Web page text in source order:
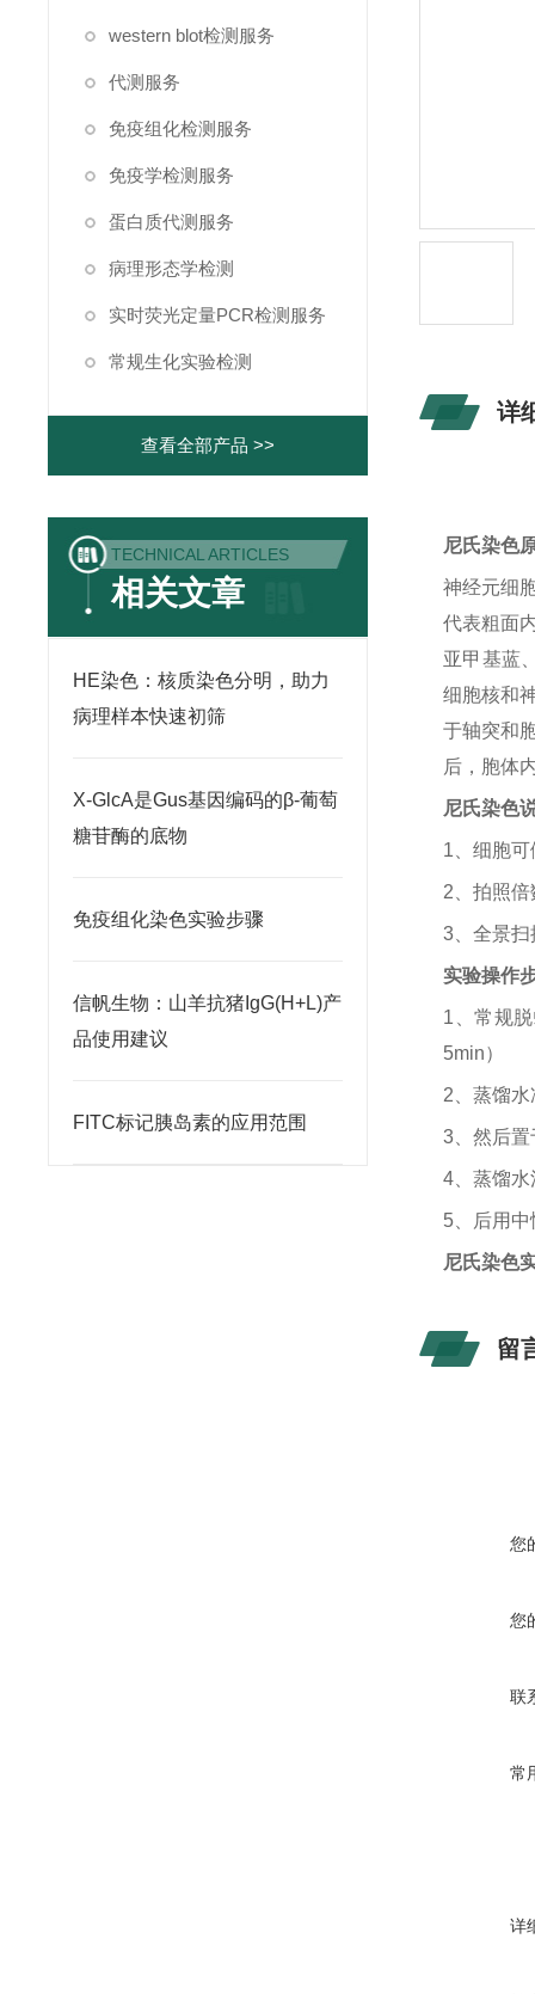
western blot检测服务
代测服务
免疫组化检测服务
免疫学检测服务
蛋白质代测服务
病理形态学检测
实时荧光定量PCR检测服务
常规生化实验检测
查看全部产品 >>
TECHNICAL ARTICLES
相关文章
HE染色：核质染色分明，助力
病理样本快速初筛
X-GlcA是Gus基因编码的β-葡萄
糖苷酶的底物
免疫组化染色实验步骤
信帆生物：山羊抗猪IgG(H+L)产
品使用建议
FITC标记胰岛素的应用范围
详
尼氏染色
神经元细
代表粗面
亚甲基蓝
细胞核和
于轴突和
后，胞体
尼氏染色
1、细胞
2、拍照
3、全景
实验操作
1、常规
5min）
2、蒸馏
3、然后
4、蒸馏
5、后用
尼氏染色
留
您
您
联
常
详